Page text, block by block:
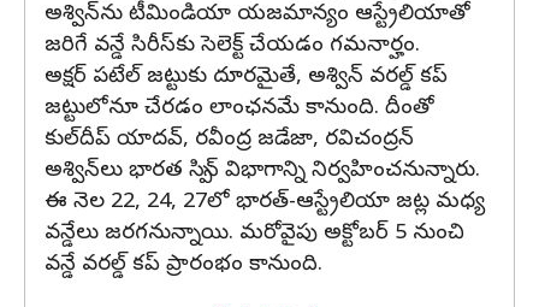
అశ్విన్‌ను టీమిండియా యజమాన్యం ఆస్ట్రేలియాతో
జరిగే వన్డే సిరీస్‌కు సెలెక్ట్ చేయడం గమనార్హం.
అక్షర్ పటేల్ జట్టుకు దూరమైతే, అశ్విన్ వరల్డ్ కప్
జట్టులోనూ చేరడం లాంఛనమే కానుంది. దీంతో
కుల్‌దీప్ యాదవ్, రవీంద్ర జడేజా, రవిచంద్రన్
అశ్విన్‌లు భారత స్పిన్ విభాగాన్ని నిర్వహించనున్నారు.
ఈ నెల 22, 24, 27లో భారత్-ఆస్ట్రేలియా జట్ల మధ్య
వన్డేలు జరగనున్నాయి. మరోవైపు అక్టోబర్ 5 నుంచి
వన్డే వరల్డ్ కప్ ప్రారంభం కానుంది.